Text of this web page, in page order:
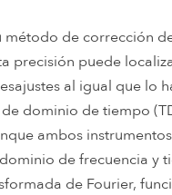
método de corrección
precisión puede
al igual que lo
dominio de tiempo
ambos instrumentos
de frecuencia y
de Fourier,